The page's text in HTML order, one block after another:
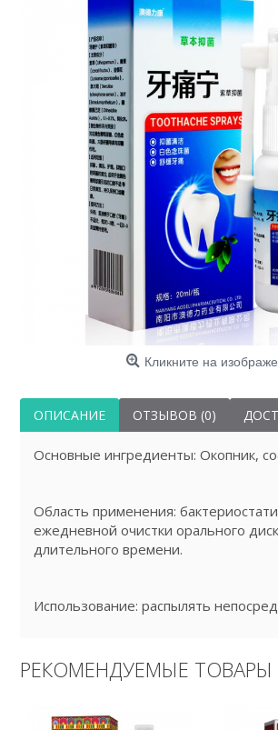
Кликните на
ОПИСАНИЕ ОТЗЫВОВ (0)
Основные ингредиенты: Окопник,
Область применения:
ежедневной очистки орального
длительного времени.
Использование: распылять
РЕКОМЕНДУЕМЫЕ ТОВАРЫ